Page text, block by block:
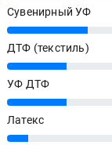
Сувенирный УФ
27%
ДТФ (текстиль)
20%
УФ ДТФ
20%
Латекс
7%